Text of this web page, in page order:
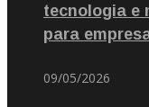
tecnologia e
para
09/05/2026